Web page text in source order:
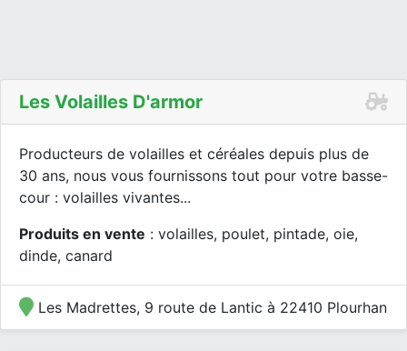
Les Volailles D'armor
Producteurs de volailles et céréales depuis plus de
30 ans, nous vous fournissons tout pour votre basse-
cour : volailles vivantes...
Produits en vente : volailles, poulet, pintade, oie,
dinde, canard
Les Madrettes, 9 route de Lantic à 22410 Plourhan